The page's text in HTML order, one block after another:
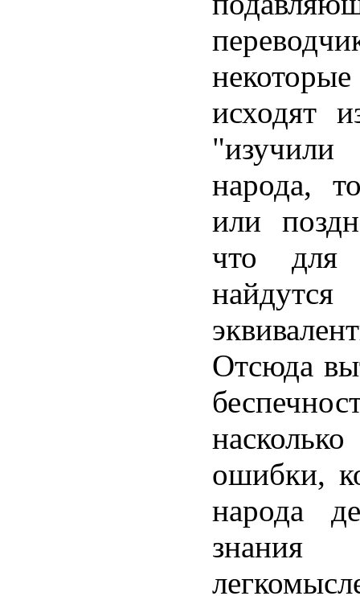
исходят
народа,
или
что для
Отсюда
ошибки,
народа